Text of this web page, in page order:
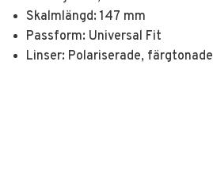
Skalmlängd: 147 mm
Passform: Universal Fit
Linser: Polariserade, färgtonade